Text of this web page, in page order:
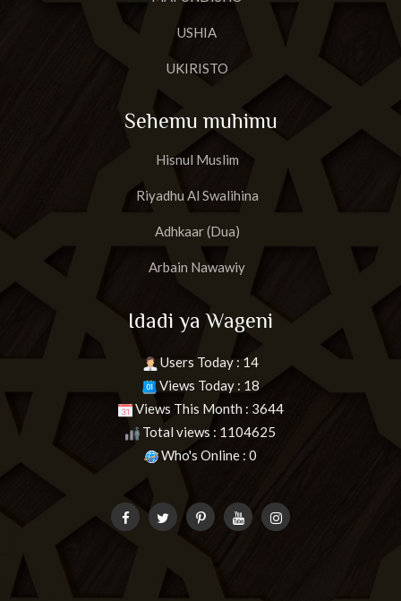
USHIA
UKIRISTO
Sehemu muhimu
Hisnul Muslim
Riyadhu Al Swalihina
Adhkaar (Dua)
Arbain Nawawiy
Idadi ya Wageni
Users Today : 14
Views Today : 18
Views This Month : 3644
Total views : 1104625
Who's Online : 0